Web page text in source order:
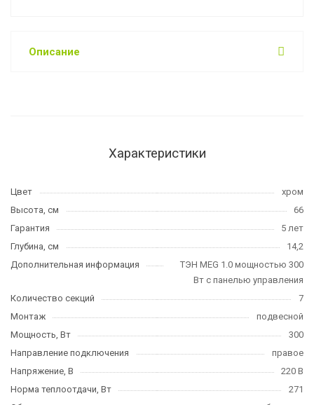
Описание
Характеристики
Цвет
хром
Высота, см
66
Гарантия
5 лет
Глубина, см
14,2
Дополнительная информация
ТЭН MEG 1.0 мощностью 300
Вт с панелью управления
Количество секций
7
Монтаж
подвесной
Мощность, Вт
300
Направление подключения
правое
Напряжение, В
220 В
Норма теплоотдачи, Вт
271